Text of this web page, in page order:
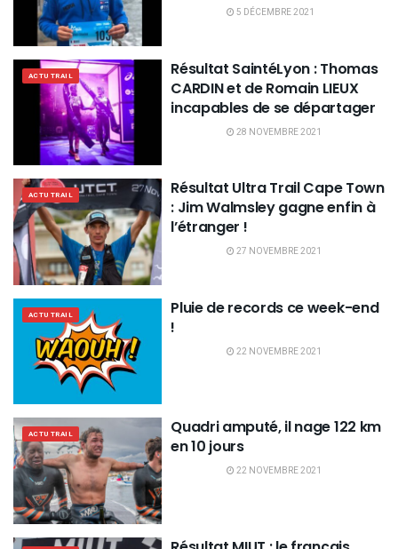
5 DÉCEMBRE 2021
ACTU TRAIL
Résultat SaintéLyon : Thomas
CARDIN et de Romain LIEUX
incapables de se départager
28 NOVEMBRE 2021
ACTU TRAIL
Résultat Ultra Trail Cape Town
: Jim Walmsley gagne enfin à
l’étranger !
27 NOVEMBRE 2021
ACTU TRAIL
Pluie de records ce week-end
!
22 NOVEMBRE 2021
ACTU TRAIL
Quadri amputé, il nage 122 km
en 10 jours
22 NOVEMBRE 2021